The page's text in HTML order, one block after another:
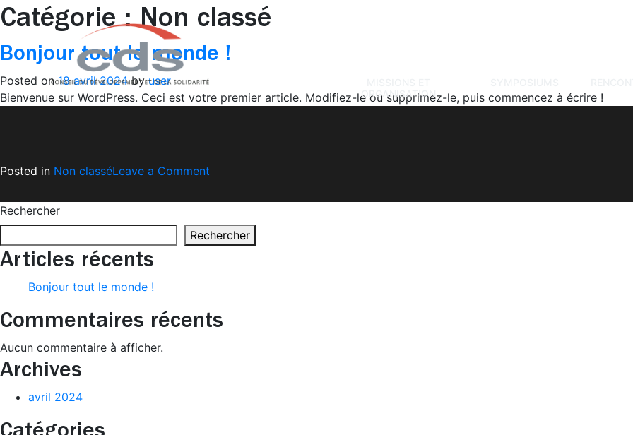
Skip
to
content
ORGANISATION
Catégorie :Non classé
Bonjour tout le monde !
Posted on18 avril 2024byuser
Bienvenue sur WordPress. Ceci est votre premier article. Modifiez-le ou supprimez-le, puis commencez à écrire !
Posted in Non classéLeave a Comment
tout
le
monde !
Rechercher
Rechercher
Articles récents
Bonjour tout le monde !
Commentaires récents
Aucun commentaire à afficher.
Archives
avril 2024
Catégories